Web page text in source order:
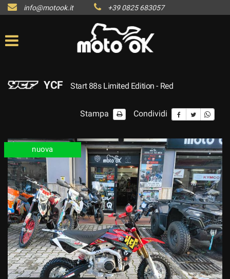
info@motook.it +39 0825 683057
YCF Start 88s Limited Edition - Red
Stampa Condividi
nuova